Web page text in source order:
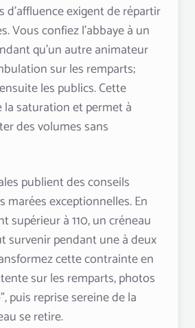
d’affluence exigent de répartir
Vous confiez l’abbaye à un
qu’un autre animateur
sur les remparts;
les publics. Cette
la saturation et permet à
des volumes sans
publient des conseils
marées exceptionnelles. En
supérieur à 110, un créneau
survenir pendant une à deux
cette contrainte en
sur les remparts, photos
puis reprise sereine de la
se retire.